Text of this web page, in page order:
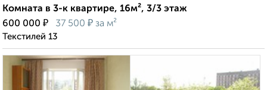
Комната в 3-к квартире, 16м², 3/3 этаж
600 000 ₽ 37 500 ₽ за м²
Текстилей 13